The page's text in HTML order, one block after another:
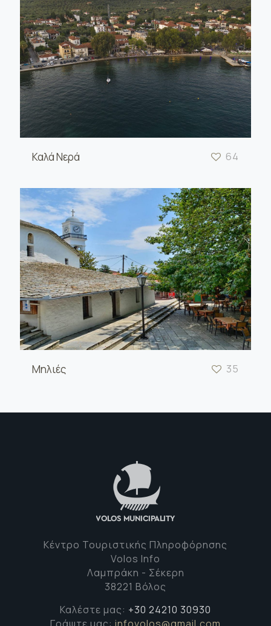
Καλά Νερά 64
Μηλιές 35
Κέντρο Τουριστικής Πληροφόρησης
Volos Info
Λαμπράκη - Σέκερη
38221 Βόλος
Καλέστε μας: +30 24210 30930
Γράψτε μας: infovolos@gmail.com